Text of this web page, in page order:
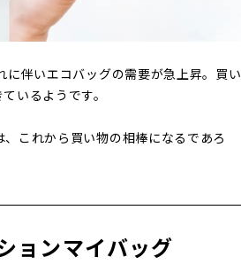
伴いエコバッグの需要が急上昇。買い
いるようです。
これから買い物の相棒になるであろ
ョンマイバッグ